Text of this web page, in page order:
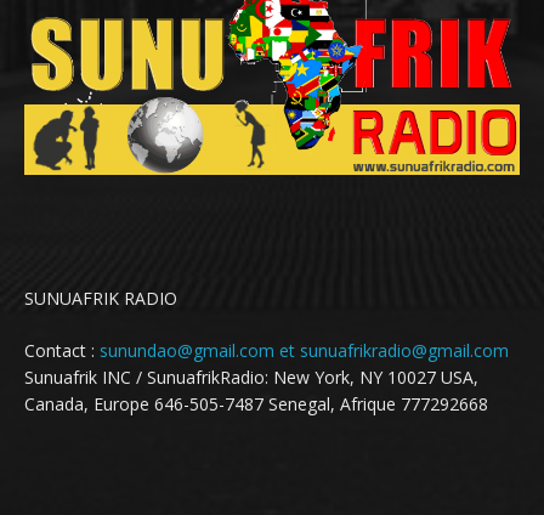
SUNUAFRIK RADIO
Contact : sunundao@gmail.com et sunuafrikradio@gmail.com
Sunuafrik INC / SunuafrikRadio: New York, NY 10027 USA,
Canada, Europe 646-505-7487 Senegal, Afrique 777292668